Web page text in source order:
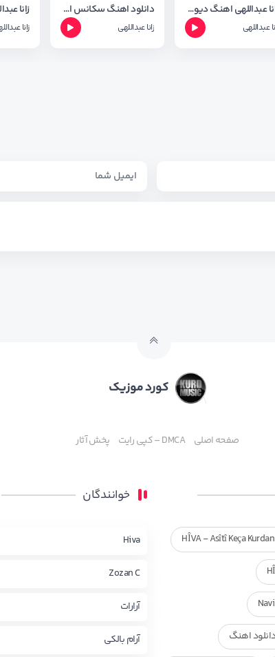
زانا عبداللهی اهنگ دیوار+متن وشعر
عبداللهی
دانلود اهنگ سکانس اخرشب از زانا عبداللهی +متن وشعر
زانا عبداللهی زانا
کورد موزیک
صفحه اصلی DMCA – کپی رایت پخش آثار
HÎVA - Asîtî Keça Kurdan
خوانندگان
Hiva
Zozan C
آرارات
آرام بالکی